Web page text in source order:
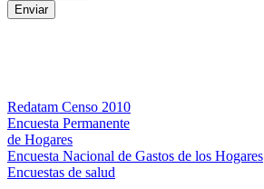
Redatam Censo 2010
Encuesta Permanente
de Hogares
Encuesta Nacional de Gastos de los Hogares
Encuestas de salud